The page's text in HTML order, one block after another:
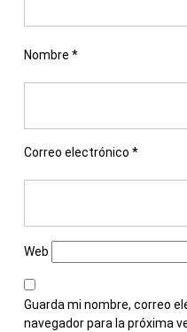
Nombre *
Correo electrónico *
Web
Guarda mi nombre, correo
navegador para la próxima